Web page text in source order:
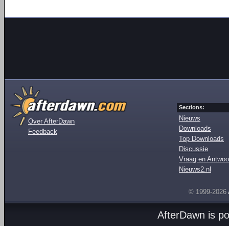
Over AfterDawn
Feedback
Sections:
Nieuws
Downloads
Top Downloads
Discussie
Vraag en
Nieuws2.nl
© 1999-2026
AfterDawn is